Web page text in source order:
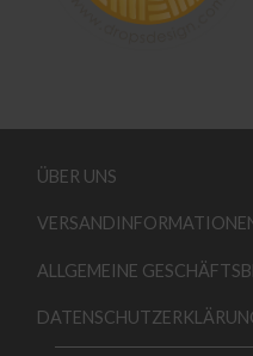
ÜBER UNS
ALLGEMEINE